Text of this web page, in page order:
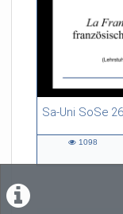
Sa-Uni SoSe
55:13 duration
1098